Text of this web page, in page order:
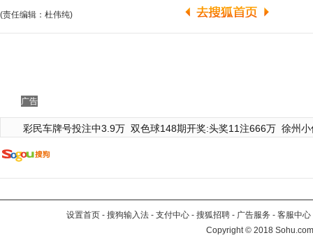
(责任编辑：杜伟纯)
广告
彩民车牌号投注中3.9万 双色球148期开奖:头奖11注666万 徐州
设置首页 - 搜狗输入法 - 支付中心 - 搜狐招聘 - 广告服务 - 客服中心
Copyright©2018